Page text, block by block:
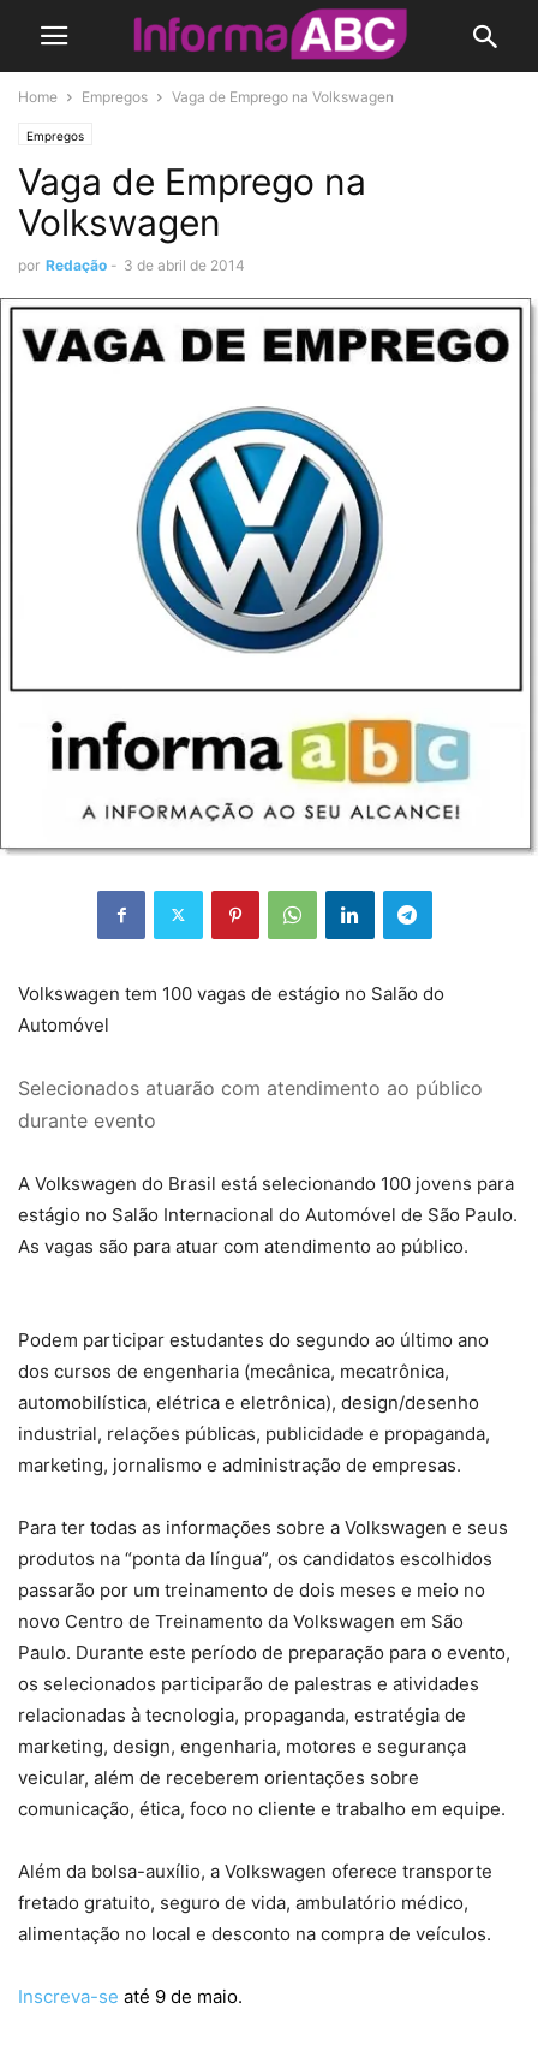
Home Empregos Vaga de Emprego na Volkswagen
Empregos
Vaga de Emprego na
Volkswagen
por Redação - 3 de abril de 2014
Volkswagen tem 100 vagas de estágio no Salão do
Automóvel
Selecionados atuarão com atendimento ao público
durante evento
A Volkswagen do Brasil está selecionando 100 jovens para
estágio no Salão Internacional do Automóvel de São Paulo.
As vagas são para atuar com atendimento ao público.
Podem participar estudantes do segundo ao último ano
dos cursos de engenharia (mecânica, mecatrônica,
automobilística, elétrica e eletrônica), design/desenho
industrial, relações públicas, publicidade e propaganda,
marketing, jornalismo e administração de empresas.
Para ter todas as informações sobre a Volkswagen e seus
produtos na “ponta da língua”, os candidatos escolhidos
passarão por um treinamento de dois meses e meio no
novo Centro de Treinamento da Volkswagen em São
Paulo. Durante este período de preparação para o evento,
os selecionados participarão de palestras e atividades
relacionadas à tecnologia, propaganda, estratégia de
marketing, design, engenharia, motores e segurança
veicular, além de receberem orientações sobre
comunicação, ética, foco no cliente e trabalho em equipe.
Além da bolsa-auxílio, a Volkswagen oferece transporte
fretado gratuito, seguro de vida, ambulatório médico,
alimentação no local e desconto na compra de veículos.
Inscreva-se até 9 de maio.